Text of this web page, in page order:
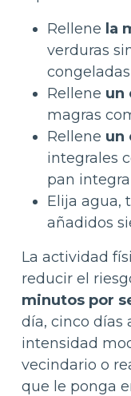
Rellene la
verduras
Rellene un
magras
Rellene un
integrales
pan
Elija agua,
añadidos
La actividad
reducir el
minutos por
día, cinco días
intensidad
vecindario o
que le ponga